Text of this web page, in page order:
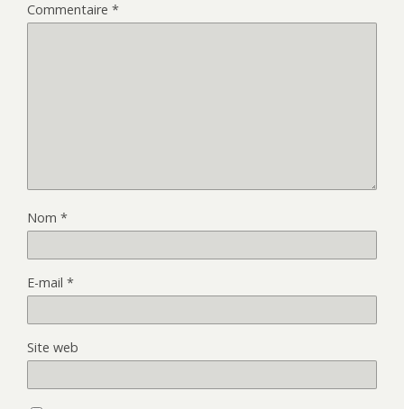
Commentaire *
Nom *
E-mail *
Site web